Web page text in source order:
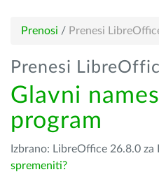
Prenosi / Prenesi
Prenesi
Glavni
program
Izbrano: LibreOffice 26.8.0 za
spremeniti?